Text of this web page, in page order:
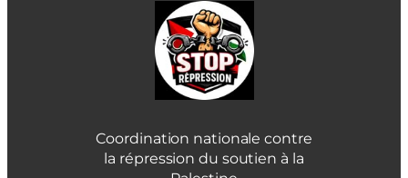
Coordination nationale contre
la répression du soutien à la